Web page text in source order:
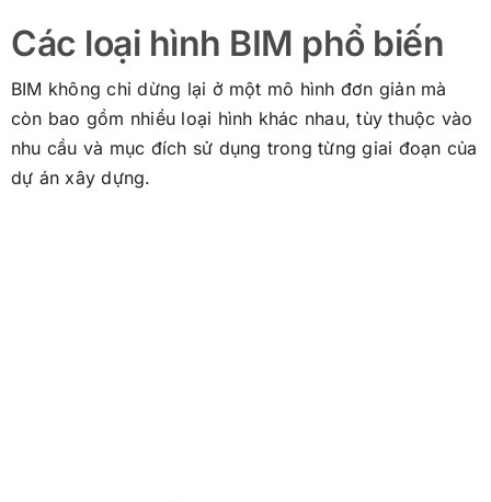
Các loại hình BIM phổ biến
BIM không chỉ dừng lại ở một mô hình đơn giản mà
còn bao gồm nhiều loại hình khác nhau, tùy thuộc vào
nhu cầu và mục đích sử dụng trong từng giai đoạn của
dự án xây dựng.